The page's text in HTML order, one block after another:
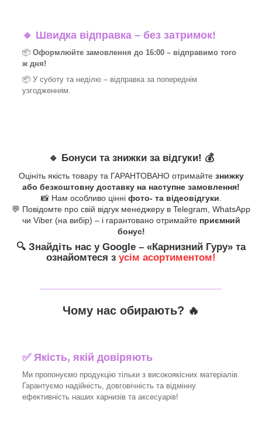
🔹 Швидка відправка – без затримок!
📦 Оформлюйте замовлення до 16:00 – відправимо того
ж дня!
📦 У суботу та неділю – відправка за попереднім
узгодженням.
🔹 Бонуси та знижки за відгуки! 💰
Оцініть якість товару та ГАРАНТОВАНО отримайте знижку
або безкоштовну доставку на наступне замовлення!
📸 Нам особливо цінні фото- та відеовідгуки.
💬 Повідомте про свій відгук менеджеру в Telegram, WhatsApp
чи Viber (на вибір) – і гарантовано отримайте приємний
бонус!
🔍 Знайдіть нас у Google – «Карнизний Гуру» та
ознайомтеся з усім асортиментом!
Чому нас обирають? 🔥
✅Якість, якій довіряють
Ми пропонуємо продукцію тільки з високоякісних матеріалів.
Гарантуємо надійність, довговічність та відмінну
ефективність наших карнизів та аксесуарів!​